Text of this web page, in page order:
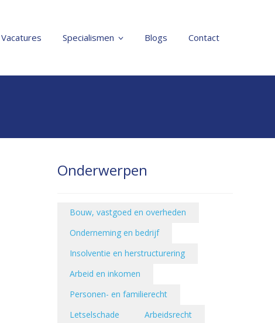
Vacatures Specialismen Blogs Contact
Onderwerpen
Bouw, vastgoed en overheden
Onderneming en bedrijf
Insolventie en herstructurering
Arbeid en inkomen
Personen- en familierecht
Letselschade
Arbeidsrecht